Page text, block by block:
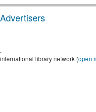
library network (open